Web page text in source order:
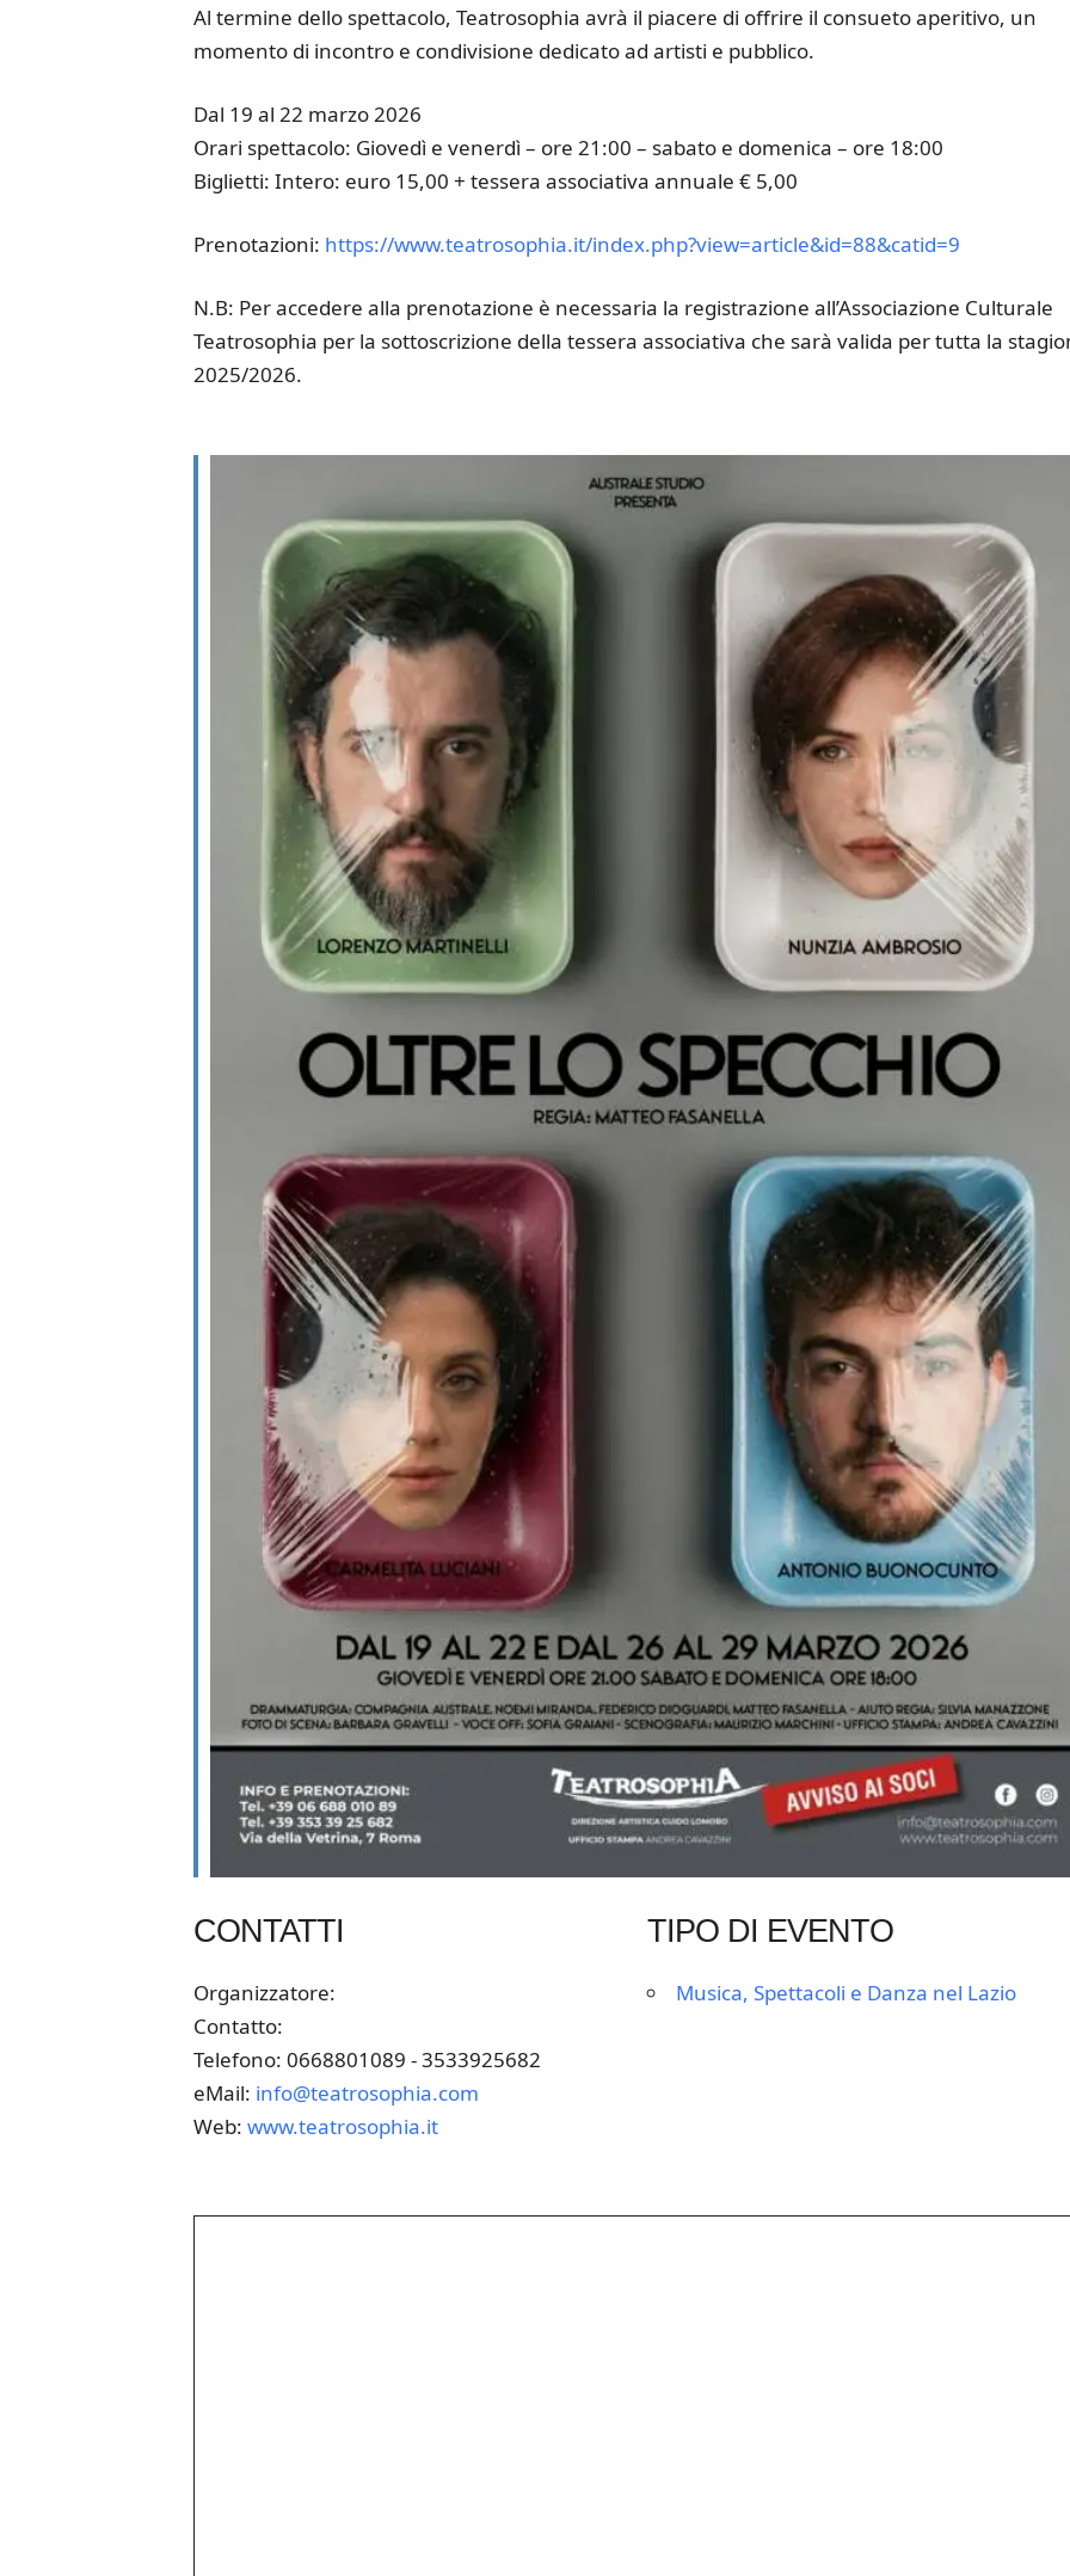
Al termine dello spettacolo, Teatrosophia avrà il piacere di offrire il consueto aperitivo, un
momento di incontro e condivisione dedicato ad artisti e pubblico.
Dal 19 al 22 marzo 2026
Orari spettacolo: Giovedì e venerdì – ore 21:00 – sabato e domenica – ore 18:00
Biglietti: Intero: euro 15,00 + tessera associativa annuale € 5,00
Prenotazioni: https://www.teatrosophia.it/index.php?view=article&id=88&catid=9
N.B: Per accedere alla prenotazione è necessaria la registrazione all’Associazione Culturale
Teatrosophia per la sottoscrizione della tessera associativa che sarà valida per tutta la
2025/2026.
CONTATTI
Organizzatore:
Contatto:
Telefono: 0668801089 - 3533925682
eMail: info@teatrosophia.com
Web:www.teatrosophia.it
TIPO DI EVENTO
Musica, Spettacoli e Danza nel Lazio